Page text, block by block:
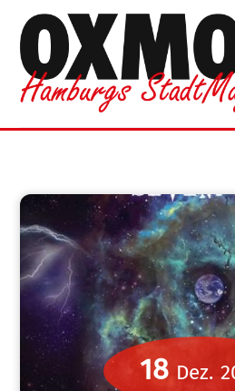
content
18 Dez.